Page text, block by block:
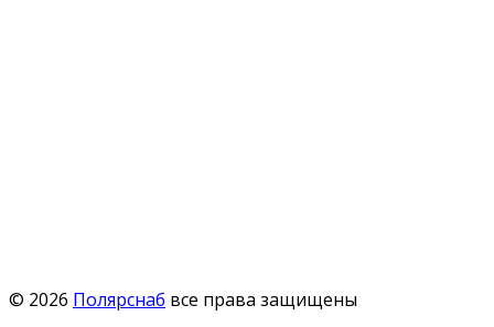
© 2026 Полярснаб все права защищены